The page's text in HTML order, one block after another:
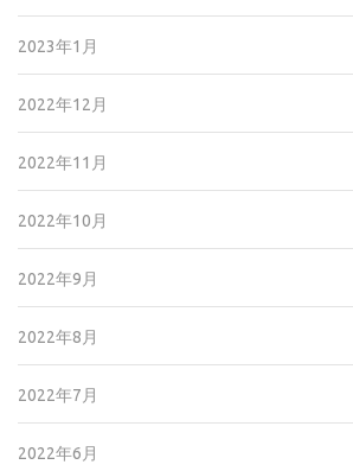
2023年1月
2022年12月
2022年11月
2022年10月
2022年9月
2022年8月
2022年7月
2022年6月